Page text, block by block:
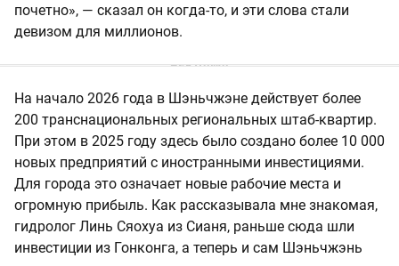
почетно», — сказал он когда-то, и эти слова стали
девизом для миллионов.
На начало 2026 года в Шэньчжэне действует более
200 транснациональных региональных штаб-квартир.
При этом в 2025 году здесь было создано более 10 000
новых предприятий с иностранными инвестициями.
Для города это означает новые рабочие места и
огромную прибыль. Как рассказывала мне знакомая,
гидролог Линь Сяохуа из Сианя, раньше сюда шли
инвестиции из Гонконга, а теперь и сам Шэньчжэнь